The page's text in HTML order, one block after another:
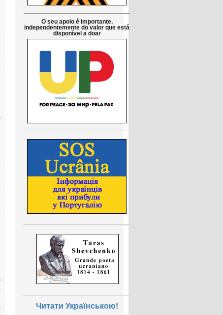
O seu apoio é importante,
independentemente do valor que está
disponível a doar
Читати Українською!